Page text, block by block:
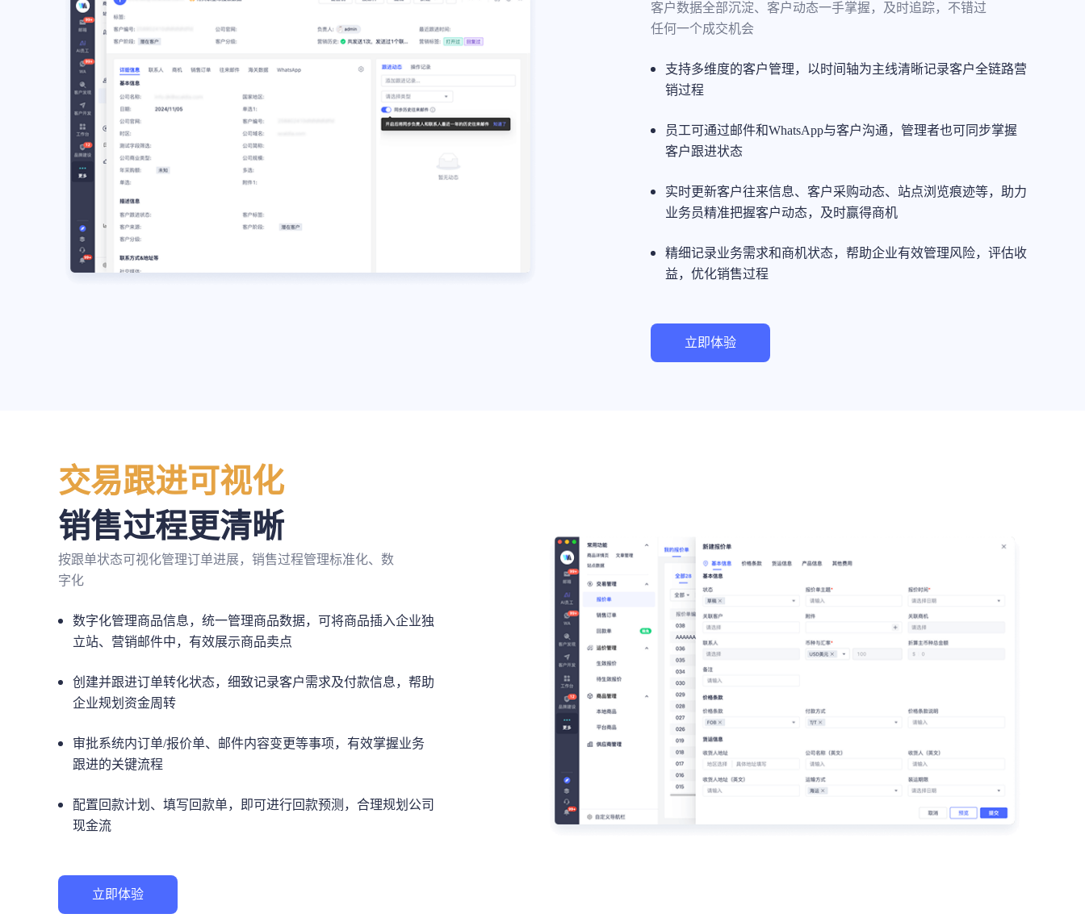
客户数据全部沉淀、客户动态一手掌握，及时追踪，不错过
任何一个成交机会
支持多维度的客户管理，以时间轴为主线清晰记录客户全链路营
销过程
员工可通过邮件和WhatsApp与客户沟通，管理者也可同步掌握
客户跟进状态
实时更新客户往来信息、客户采购动态、站点浏览痕迹等，助力
业务员精准把握客户动态，及时赢得商机
精细记录业务需求和商机状态，帮助企业有效管理风险，评估收
益，优化销售过程
立即体验
交易跟进可视化
销售过程更清晰
按跟单状态可视化管理订单进展，销售过程管理标准化、数
字化
数字化管理商品信息，统一管理商品数据，可将商品插入企业独
立站、营销邮件中，有效展示商品卖点
创建并跟进订单转化状态，细致记录客户需求及付款信息，帮助
企业规划资金周转
审批系统内订单/报价单、邮件内容变更等事项，有效掌握业务
跟进的关键流程
配置回款计划、填写回款单，即可进行回款预测，合理规划公司
现金流
立即体验